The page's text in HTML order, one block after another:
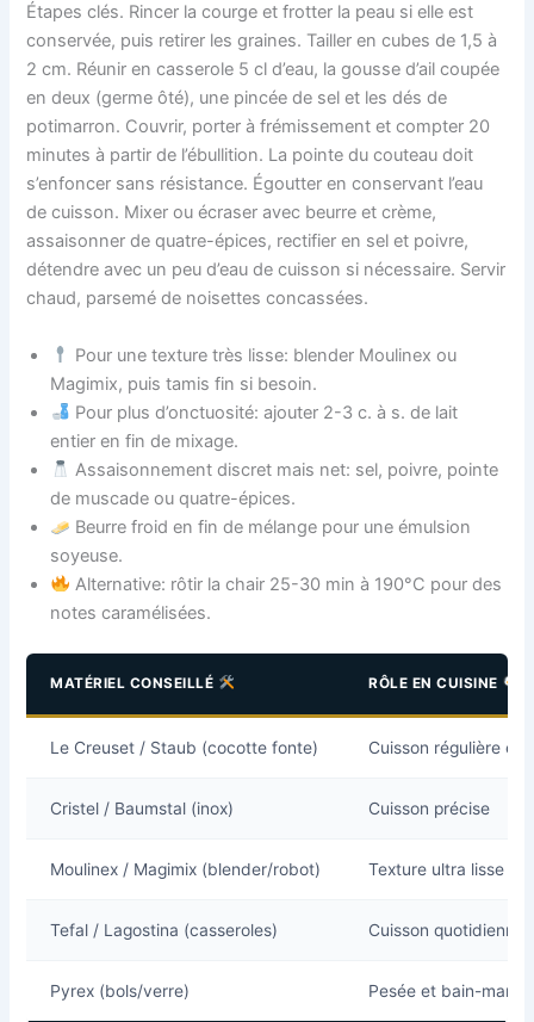
Étapes clés. Rincer la courge et frotter la peau si elle est
conservée, puis retirer les graines. Tailler en cubes de 1,5 à
2 cm. Réunir en casserole 5 cl d’eau, la gousse d’ail coupée
en deux (germe ôté), une pincée de sel et les dés de
potimarron. Couvrir, porter à frémissement et compter 20
minutes à partir de l’ébullition. La pointe du couteau doit
s’enfoncer sans résistance. Égoutter en conservant l’eau
de cuisson. Mixer ou écraser avec beurre et crème,
assaisonner de quatre-épices, rectifier en sel et poivre,
détendre avec un peu d’eau de cuisson si nécessaire. Servir
chaud, parsemé de noisettes concassées.
Pour une texture très lisse: blender Moulinex ou
Magimix, puis tamis fin si besoin.
Pour plus d’onctuosité: ajouter 2-3 c. à s. de lait
entier en fin de mixage.
Assaisonnement discret mais net: sel, poivre, pointe
de muscade ou quatre-épices.
Beurre froid en fin de mélange pour une émulsion
soyeuse.
Alternative: rôtir la chair 25-30 min à 190°C pour des
notes caramélisées.
MATÉRIEL CONSEILLÉ RÔLE EN CUISINE
Le Creuset / Staub (cocotte fonte) Cuisson régulière et
Cristel / Baumstal (inox) Cuisson précise
Moulinex / Magimix (blender/robot) Texture ultra lisse
Tefal / Lagostina (casseroles) Cuisson quotidienne
Pyrex (bols/verre) Pesée et bain-marie